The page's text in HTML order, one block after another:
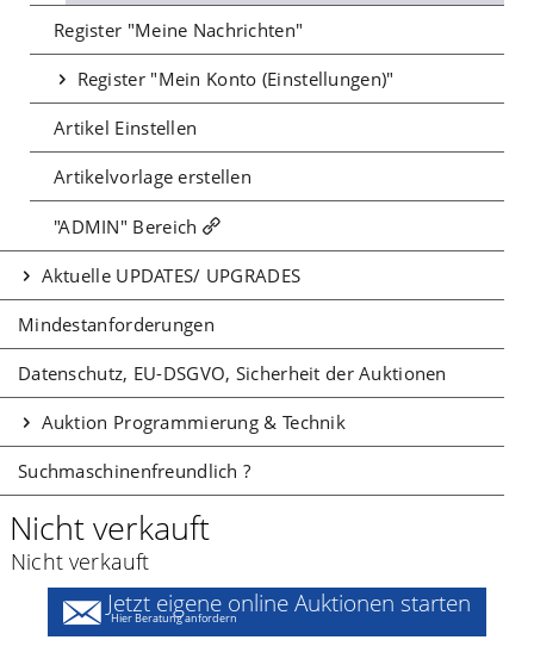
Register "Meine Nachrichten"
Register "Mein Konto (Einstellungen)"
Artikel Einstellen
Artikelvorlage erstellen
"ADMIN" Bereich
Aktuelle UPDATES/ UPGRADES
Mindestanforderungen
Datenschutz, EU-DSGVO, Sicherheit der Auktionen
Auktion Programmierung & Technik
Suchmaschinenfreundlich ?
Nicht verkauft
Nicht verkauft
Jetzt eigene online Auktionen starten
Hier Beratung anfordern